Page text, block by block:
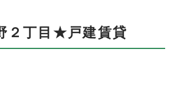
２丁目★戸建賃貸